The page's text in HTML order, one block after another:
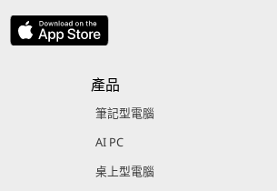
產品
筆記型電腦
AI PC
桌上型電腦